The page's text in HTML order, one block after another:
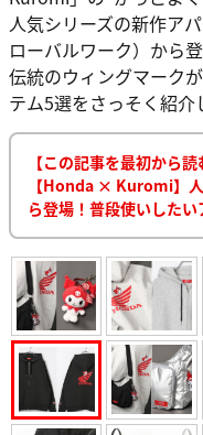
人気シリーズの新作ア
ローバルワーク）から
伝統のウィングマーク
テム5選をさっそく紹
【この記事を最初から読
【Honda × Kuromi】
ら登場！普段使いした